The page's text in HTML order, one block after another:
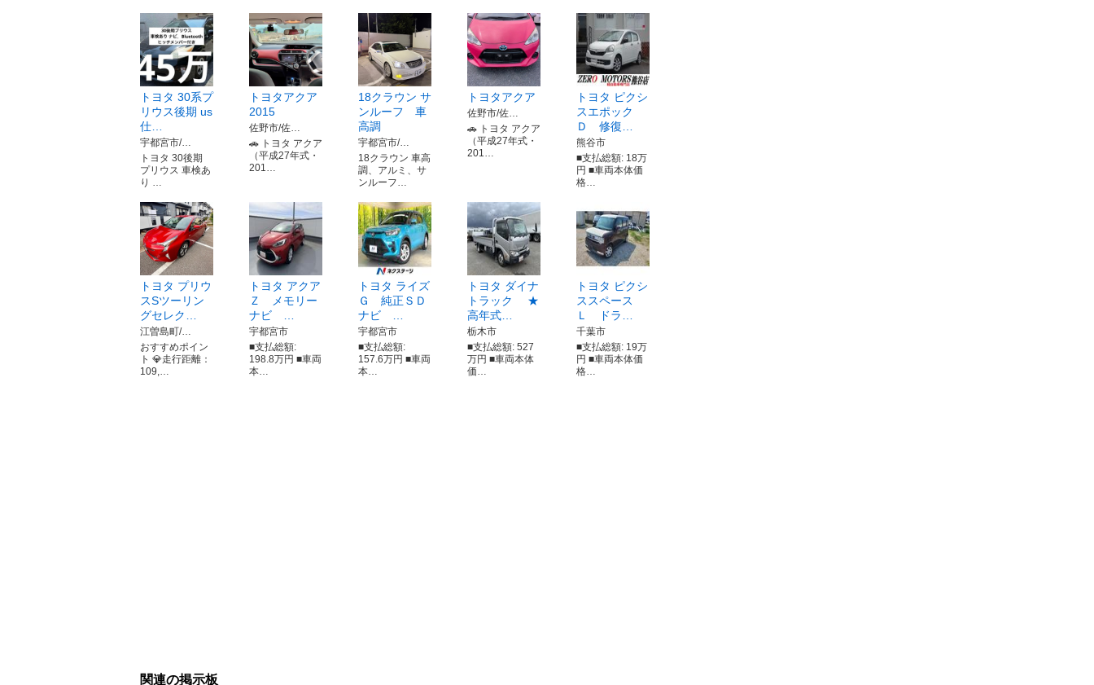
トヨタ 30系プ
リウス後期 us
仕…
宇都宮市/…
トヨタ 30後期
プリウス 車検あ
り …
トヨタアクア
2015
佐野市/佐…
🚗 トヨタ アクア
（平成27年式・
201…
18クラウン サ
ンルーフ 車
高調
宇都宮市/…
18クラウン 車高
調、アルミ、サ
ンルーフ…
トヨタアクア
佐野市/佐…
🚗 トヨタ アクア
（平成27年式・
201…
トヨタ ピクシ
スエポック
Ｄ 修復…
熊谷市
■支払総額: 18万
円 ■車両本体価
格…
トヨタ プリウ
スSツーリン
グセレク…
江曽島町/…
おすすめポイン
ト 💎走行距離：
109,…
トヨタ アクア
Ｚ メモリー
ナビ …
宇都宮市
■支払総額:
198.8万円 ■車両
本…
トヨタ ライズ
Ｇ 純正ＳＤ
ナビ …
宇都宮市
■支払総額:
157.6万円 ■車両
本…
トヨタ ダイナ
トラック ★
高年式…
栃木市
■支払総額: 527
万円 ■車両本体
価…
トヨタ ピクシ
ススペース
Ｌ ドラ…
千葉市
■支払総額: 19万
円 ■車両本体価
格…
関連の掲示板